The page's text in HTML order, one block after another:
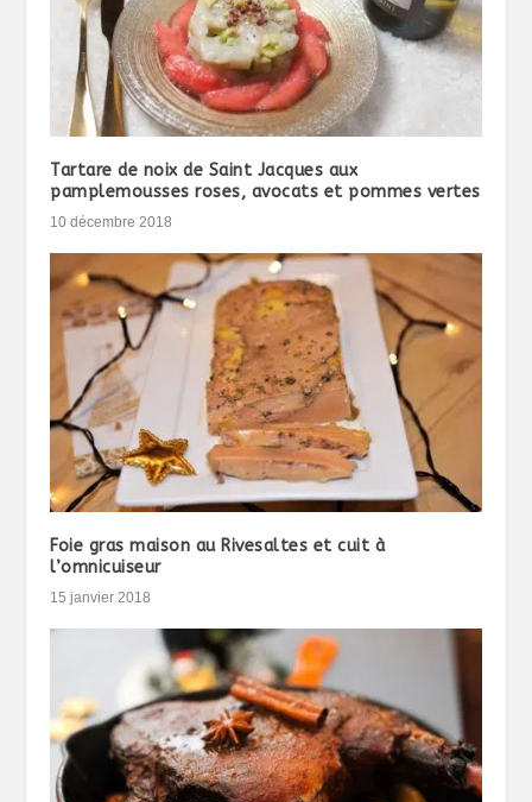
Tartare de noix de Saint Jacques aux
pamplemousses roses, avocats et pommes vertes
10 décembre 2018
Foie gras maison au Rivesaltes et cuit à
l’omnicuiseur
15 janvier 2018